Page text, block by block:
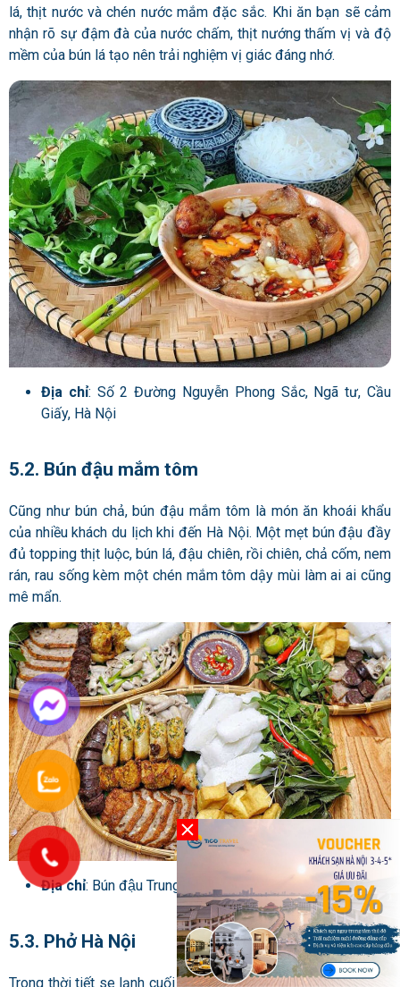
lá, thịt nước và chén nước mắm đặc sắc. Khi ăn bạn sẽ cảm
nhận rõ sự đậm đà của nước chấm, thịt nướng thấm vị và độ
mềm của bún lá tạo nên trải nghiệm vị giác đáng nhớ.
Địa chỉ: Số 2 Đường Nguyễn Phong Sắc, Ngã tư, Cầu
Giấy, Hà Nội
5.2. Bún đậu mắm tôm
Cũng như bún chả, bún đậu mắm tôm là món ăn khoái khẩu
của nhiều khách du lịch khi đến Hà Nội. Một mẹt bún đậu đầy
đủ topping thịt luộc, bún lá, đậu chiên, rồi chiên, chả cốm, nem
rán, rau sống kèm một chén mắm tôm dậy mùi làm ai ai cũng
mê mẩn.
Địa chỉ: Bún đậu Trung Hương – ngõ Phất Lộc
5.3. Phở Hà Nội
Trong thời tiết se lạnh cuối thu, đầu đông, thưởng thức một tô